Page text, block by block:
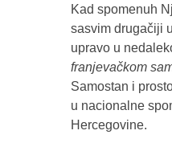
Kad spomenuh
sasvim drugačiji
upravo u
franjevačkom
Samostan i
u nacionalne
Hercegovine.